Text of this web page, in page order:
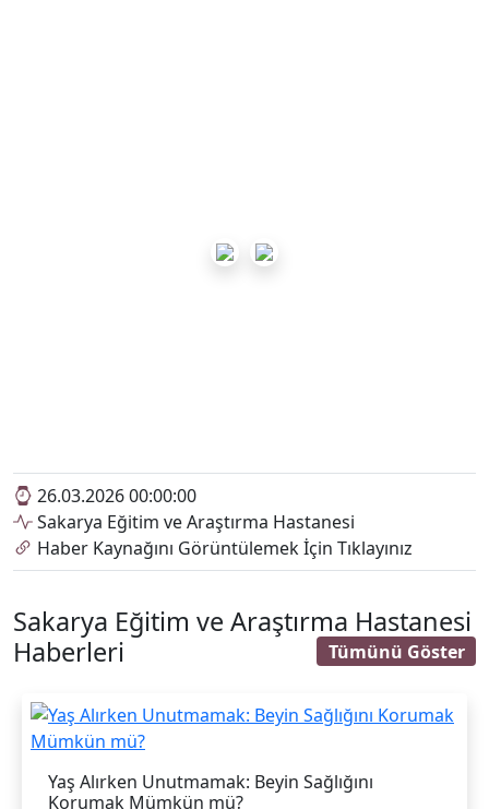
26.03.2026 00:00:00
Sakarya Eğitim ve Araştırma Hastanesi
Haber Kaynağını Görüntülemek İçin Tıklayınız
Sakarya Eğitim ve Araştırma Hastanesi
Haberleri
Tümünü Göster
Yaş Alırken Unutmamak: Beyin Sağlığını
Korumak Mümkün mü?